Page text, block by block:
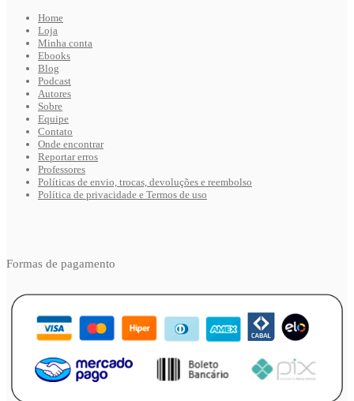
Home
Loja
Minha conta
Ebooks
Blog
Podcast
Autores
Sobre
Equipe
Contato
Onde encontrar
Reportar erros
Professores
Políticas de envio, trocas, devoluções e reembolso
Política de privacidade e Termos de uso
Formas de pagamento